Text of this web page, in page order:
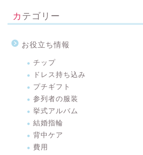
カテゴリー
お役立ち情報
チップ
ドレス持ち込み
プチギフト
参列者の服装
挙式アルバム
結婚指輪
背中ケア
費用